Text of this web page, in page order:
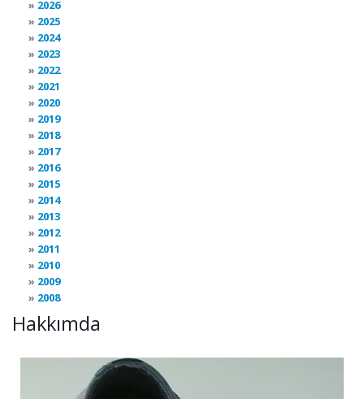
2026
2025
2024
2023
2022
2021
2020
2019
2018
2017
2016
2015
2014
2013
2012
2011
2010
2009
2008
Hakkımda